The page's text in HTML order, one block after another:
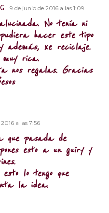
9 de junio de 2016 a las 1:09
No tenía ni
hacer este tipo
además, xe reciclaje.
rica.
nos regalas. Gracias
a las 7:56
que pasada de
esto a un guiry y
lo tengo que
la idea.